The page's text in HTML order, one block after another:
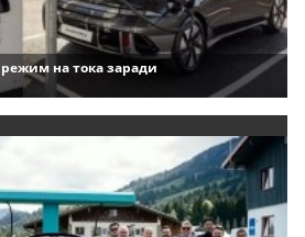
на тока заради